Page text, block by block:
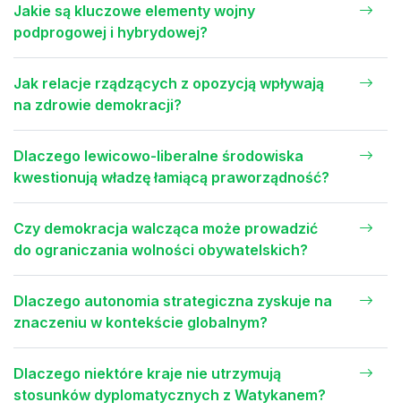
Jakie są kluczowe elementy wojny
podprogowej i hybrydowej?
Jak relacje rządzących z opozycją wpływają
na zdrowie demokracji?
Dlaczego lewicowo-liberalne środowiska
kwestionują władzę łamiącą praworządność?
Czy demokracja walcząca może prowadzić
do ograniczania wolności obywatelskich?
Dlaczego autonomia strategiczna zyskuje na
znaczeniu w kontekście globalnym?
Dlaczego niektóre kraje nie utrzymują
stosunków dyplomatycznych z Watykanem?